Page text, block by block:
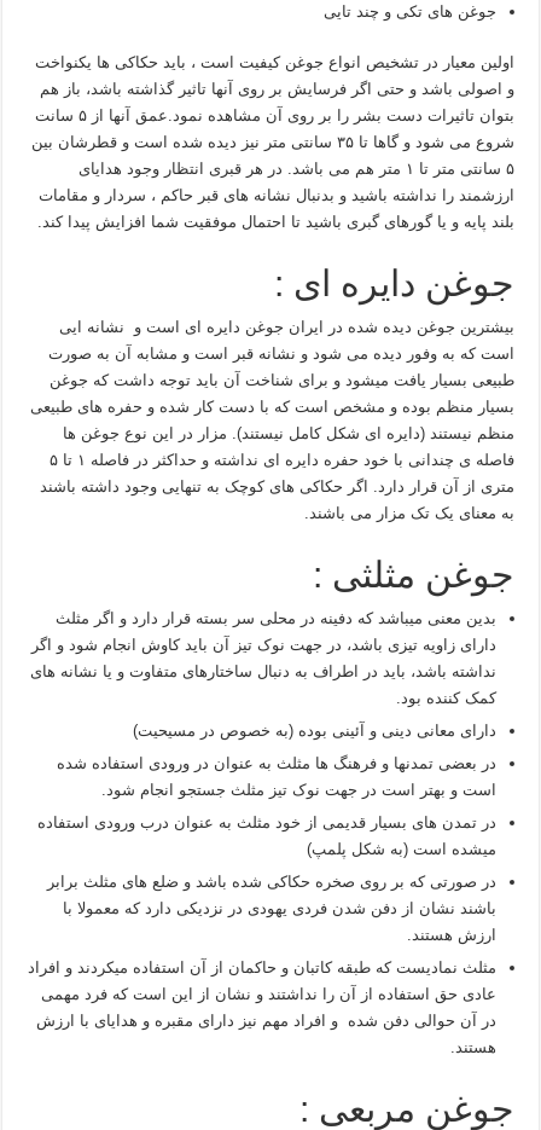
جوغن های تکی و چند تایی
اولین معیار در تشخیص انواع جوغن کیفیت است ، باید حکاکی ها یکنواخت
و اصولی باشد و حتی اگر فرسایش بر روی آنها تاثیر گذاشته باشد، باز هم
بتوان تاثیرات دست بشر را بر روی آن مشاهده نمود.عمق آنها از ۵ سانت
شروع می شود و گاها تا ۳۵ سانتی متر نیز دیده شده است و قطرشان بین
۵ سانتی متر تا ۱ متر هم می باشد. در هر قبری انتظار وجود هدایای
ارزشمند را نداشته باشید و بدنبال نشانه های قبر حاکم ، سردار و مقامات
بلند پایه و یا گورهای گبری باشید تا احتمال موفقیت شما افزایش پیدا کند.
جوغن دایره ای :
بیشترین جوغن دیده شده در ایران جوغن دایره ای است و نشانه ایی
است که به وفور دیده می شود و نشانه قبر است و مشابه آن به صورت
طبیعی بسیار یافت میشود و برای شناخت آن باید توجه داشت که جوغن
بسیار منظم بوده و مشخص است که با دست کار شده و حفره های طبیعی
منظم نیستند (دایره ای شکل کامل نیستند). مزار در این نوع جوغن ها
فاصله ی چندانی با خود حفره دایره ای نداشته و حداکثر در فاصله ۱ تا ۵
متری از آن قرار دارد. اگر حکاکی های کوچک به تنهایی وجود داشته باشند
به معنای یک تک مزار می باشند.
جوغن مثلثی :
بدین معنی میباشد که دفینه در محلی سر بسته قرار دارد و اگر مثلث
دارای زاویه تیزی باشد، در جهت نوک تیز آن باید کاوش انجام شود و اگر
نداشته باشد، باید در اطراف به دنبال ساختارهای متفاوت و یا نشانه های
کمک کننده بود.
دارای معانی دینی و آئینی بوده (به خصوص در مسیحیت)
در بعضی تمدنها و فرهنگ ها مثلث به عنوان در ورودی استفاده شده
است و بهتر است در جهت نوک تیز مثلث جستجو انجام شود.
در تمدن های بسیار قدیمی از خود مثلث به عنوان درب ورودی استفاده
میشده است (به شکل پلمپ)
در صورتی که بر روی صخره حکاکی شده باشد و ضلع های مثلث برابر
باشند نشان از دفن شدن فردی یهودی در نزدیکی دارد که معمولا با
ارزش هستند.
مثلث نمادیست که طبقه کاتبان و حاکمان از آن استفاده میکردند و افراد
عادی حق استفاده از آن را نداشتند و نشان از این است که فرد مهمی
در آن حوالی دفن شده و افراد مهم نیز دارای مقبره و هدایای با ارزش
هستند.
جوغن مربعی :